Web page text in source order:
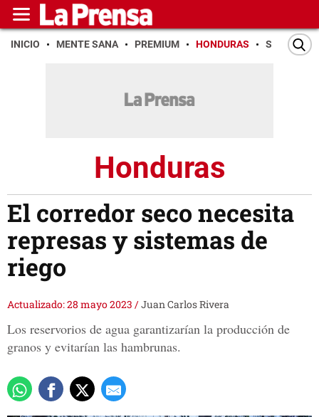
INICIO MENTE SANA PREMIUM HONDURAS SAN PEDRO
Honduras
El corredor seco necesita
represas y sistemas de
riego
Actualizado: 28 mayo 2023 /Juan Carlos Rivera
Los reservorios de agua garantizarían la producción de
granos y evitarían las hambrunas.